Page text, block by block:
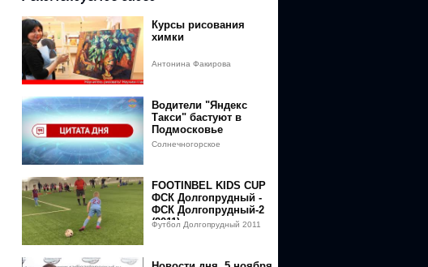
Курсы рисования
химки
Антонина Факирова
Водители "Яндекс
Такси" бастуют в
Подмосковье
Солнечногорское
FOOTINBEL KIDS CUP
ФСК Долгопрудный -
ФСК Долгопрудный-2
(2011)
Футбол Долгопрудный 2011